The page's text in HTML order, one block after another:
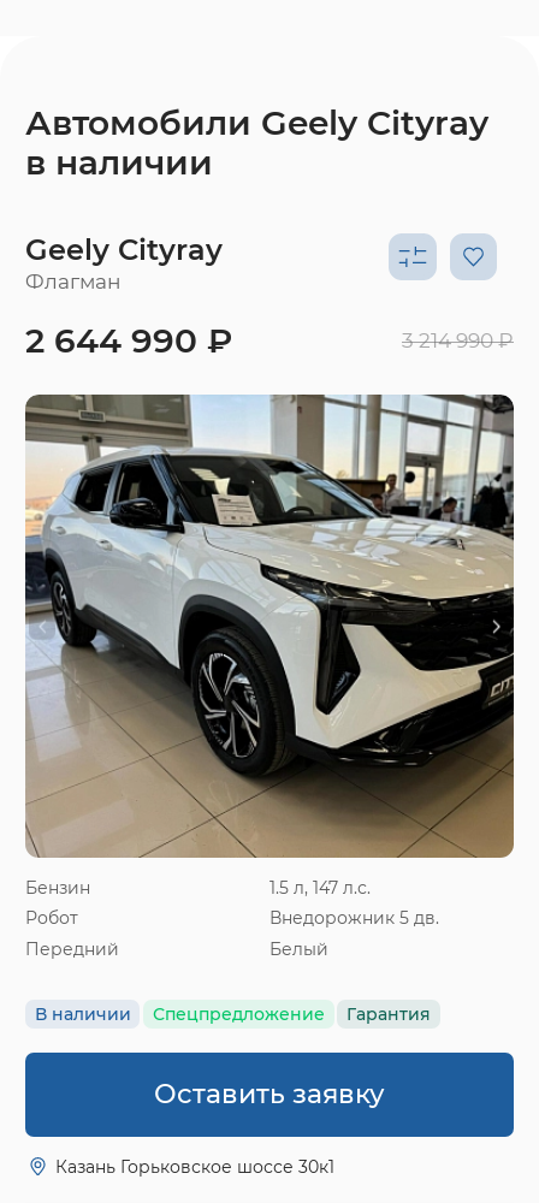
Автомобили Geely Cityray
в наличии
Geely Cityray
Флагман
Бензин
1.5 л, 147 л.с.
Робот
Внедорожник 5 дв.
Передний
Белый
В наличии Спецпредложение Гарантия
2 644 990 ₽ 3 214 990 ₽
Оставить заявку
Казань Горьковское шоссе 30к1